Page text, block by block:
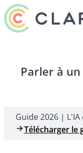
Parler à
Guide 2026 |
Télécharger le